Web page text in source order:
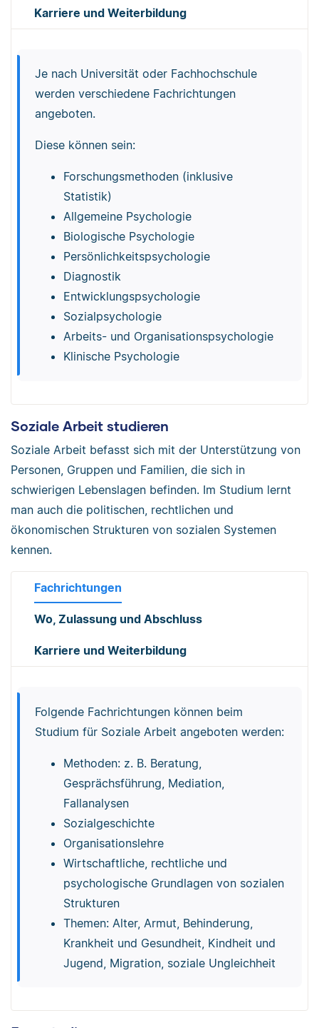
Karriere und Weiterbildung
Je nach Universität oder Fachhochschule
werden verschiedene Fachrichtungen
angeboten.
Diese können sein:
Forschungsmethoden (inklusive
Statistik)
Allgemeine Psychologie
Biologische Psychologie
Persönlichkeitspsychologie
Diagnostik
Entwicklungspsychologie
Sozialpsychologie
Arbeits- und Organisationspsychologie
Klinische Psychologie
Soziale Arbeit studieren
Soziale Arbeit befasst sich mit der Unterstützung von
Personen, Gruppen und Familien, die sich in
schwierigen Lebenslagen befinden. Im Studium lernt
man auch die politischen, rechtlichen und
ökonomischen Strukturen von sozialen Systemen
kennen.
Fachrichtungen
Wo, Zulassung und Abschluss
Karriere und Weiterbildung
Folgende Fachrichtungen können beim
Studium für Soziale Arbeit angeboten werden:
Methoden: z. B. Beratung,
Gesprächsführung, Mediation,
Fallanalysen
Sozialgeschichte
Organisationslehre
Wirtschaftliche, rechtliche und
psychologische Grundlagen von sozialen
Strukturen
Themen: Alter, Armut, Behinderung,
Krankheit und Gesundheit, Kindheit und
Jugend, Migration, soziale Ungleichheit